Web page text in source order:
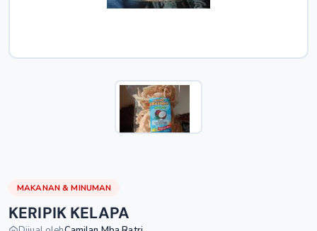
MAKANAN & MINUMAN
KERIPIK KELAPA